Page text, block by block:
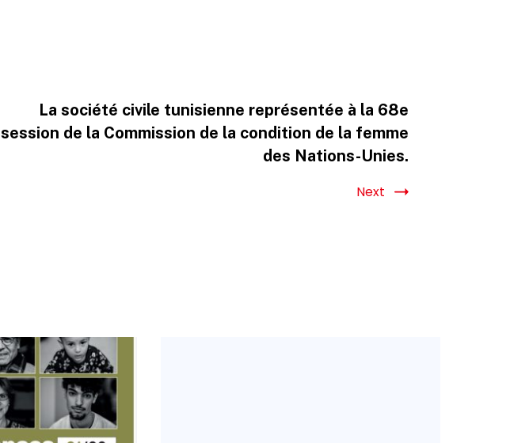
La société civile tunisienne représentée à la 68e
session de la Commission de la condition de la femme
des Nations-Unies.
Next